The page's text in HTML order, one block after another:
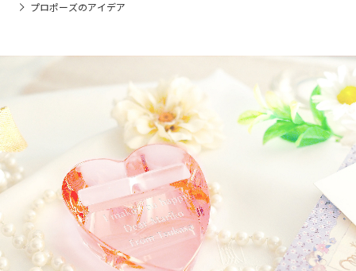
プロポーズのアイデア